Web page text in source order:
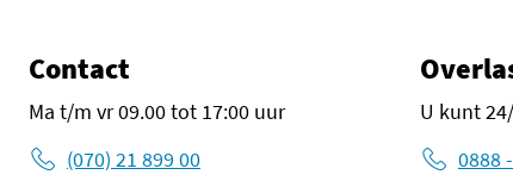
Contact
Ma t/m vr 09.00 tot 17:00 uur
(070) 21 899 00
U kunt
0888